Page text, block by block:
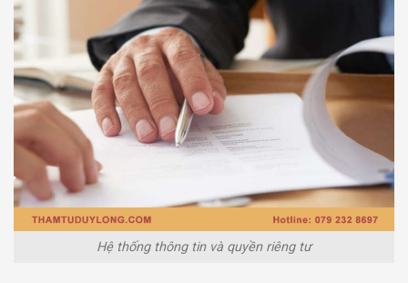
Hệ thống thông tin và quyền riêng tư